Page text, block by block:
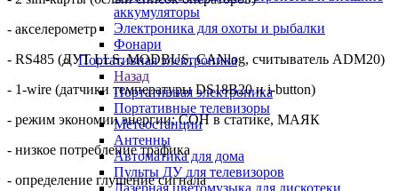
аккумуляторы
Электроника для охоты и рыбалки
Фонари
Портативная электроника
Назад
Портативная электроника
Портативные телевизоры
Метеостанции
Антенны
Автоматика для дома
Пульты ДУ для телевизоров
Лазерная цветомузыка для дискотеки
- акселерометр
- RS485 (ДУТ LLS, MODBUS, CANlog, считыватель ADM20)
- 1-wire (датчики температуры DS18B20 и i-button)
- режим экономии энергии: СОН в статике, МАЯК
- низкое потребление трафика
- определение глушение сигнала